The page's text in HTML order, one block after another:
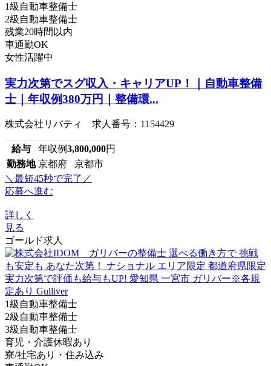
1級自動車整備士
2級自動車整備士
残業20時間以内
車通勤OK
女性活躍中
実力次第でスグ収入・キャリアUP！｜自動車整備
士｜年収例380万円｜整備環...
株式会社リバティ 求人番号：1154429
給与 年収例3,800,000円
勤務地 京都府 京都市
＼最短45秒で完了／
応募へ進む
詳しく
見る
ゴールド求人
1級自動車整備士
2級自動車整備士
3級自動車整備士
育児・介護休暇あり
寮/社宅あり・住み込み